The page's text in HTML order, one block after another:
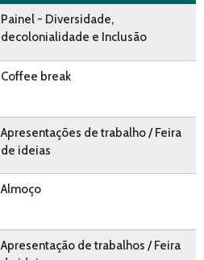
Painel - Diversidade,
decolonialidade e Inclusão
Coffee break
Apresentações de trabalho / Feira
de ideias
Almoço
Apresentação de trabalhos / Feira